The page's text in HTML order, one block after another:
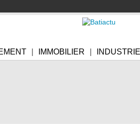
IMMOBILIER